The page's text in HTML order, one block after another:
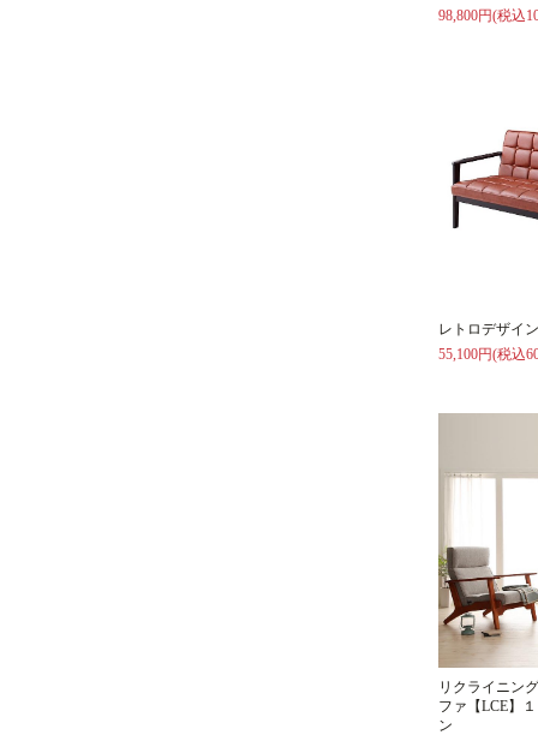
98,800円(税込
レトロデザイ
55,100円(税込
リクライニン
ファ【LCE】
ン